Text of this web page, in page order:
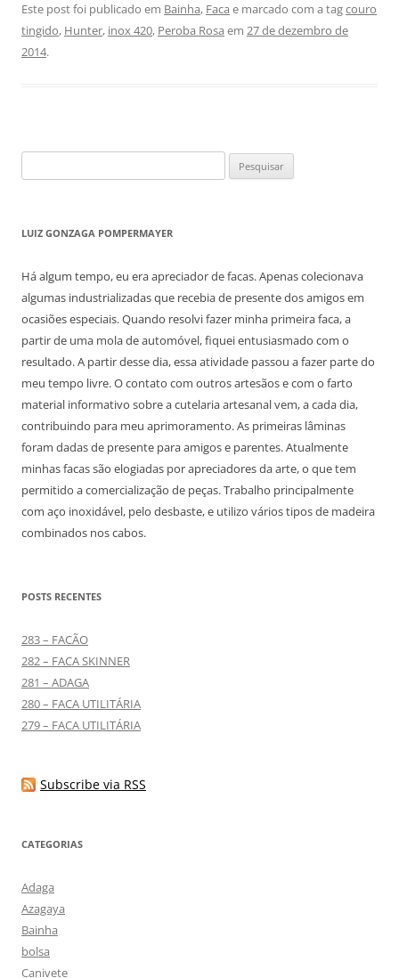
Este post foi publicado em Bainha, Faca e marcado com a tagcouro
tingido, Hunter, inox 420, Peroba Rosa em 27 de dezembro de
2014.
por:
LUIZ GONZAGA POMPERMAYER
Há algum tempo, eu era apreciador de facas. Apenas colecionava
algumas industrializadas que recebia de presente dos amigos em
ocasiões especiais. Quando resolvi fazer minha primeira faca, a
partir de uma mola de automóvel, fiquei entusiasmado com o
resultado. A partir desse dia, essa atividade passou a fazer parte do
meu tempo livre. O contato com outros artesãos e com o farto
material informativo sobre a cutelaria artesanal vem, a cada dia,
contribuindo para meu aprimoramento. As primeiras lâminas
foram dadas de presente para amigos e parentes. Atualmente
minhas facas são elogiadas por apreciadores da arte, o que tem
permitido a comercialização de peças. Trabalho principalmente
com aço inoxidável, pelo desbaste, e utilizo vários tipos de madeira
combinados nos cabos.
POSTS RECENTES
283 – FACÃO
282 – FACA SKINNER
281 – ADAGA
280 – FACA UTILITÁRIA
279 – FACA UTILITÁRIA
Subscribe via RSS
CATEGORIAS
Adaga
Azagaya
Bainha
bolsa
Canivete